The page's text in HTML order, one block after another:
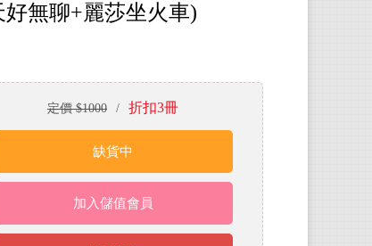
無聊+麗莎坐火車)
定價 $1000 / 折扣3冊
缺貨中
加入儲值會員